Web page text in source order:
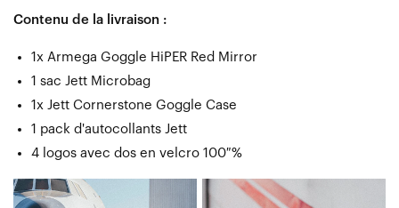
Contenu de la livraison :
1x Armega Goggle HiPER Red Mirror
1 sac Jett Microbag
1x Jett Cornerstone Goggle Case
1 pack d'autocollants Jett
4 logos avec dos en velcro 100 %